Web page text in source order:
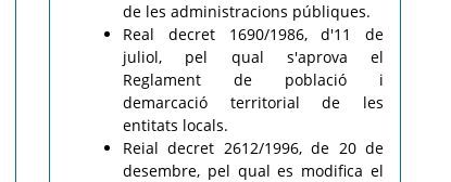
de les administracions públiques.
Real decret 1690/1986, d'11 de
juliol, pel qual s'aprova el
Reglament de població i
demarcació territorial de les
entitats locals.
Reial decret 2612/1996, de 20 de
desembre, pel qual es modifica el